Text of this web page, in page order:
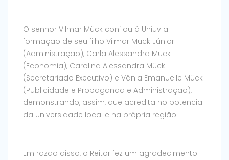
O senhor Vilmar Mück confiou à Uniuv a
formação de seu filho Vilmar Mück Júnior
(Administração), Carla Alessandra Mück
(Economia), Carolina Alessandra Mück
(Secretariado Executivo) e Vânia Emanuelle Mück
(Publicidade e Propaganda e Administração),
demonstrando, assim, que acredita no potencial
da universidade local e na própria região.
Em razão disso, o Reitor fez um agradecimento